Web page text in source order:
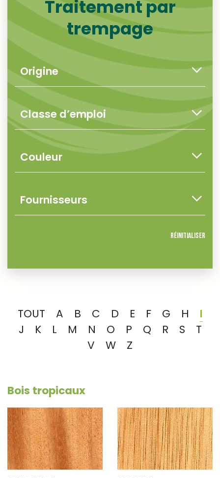
Traitement par
trempage
Réinitialiser
TOUT A B C D E F G H
I
J
K L M N O P Q R S
T
V
W Z
Bois tropicaux